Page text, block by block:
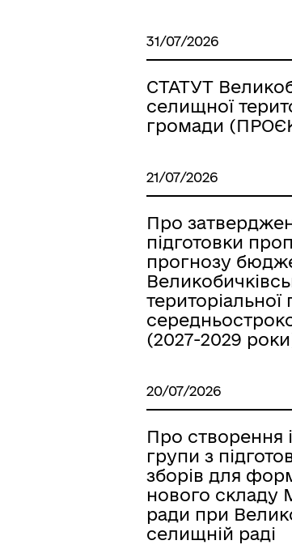
31/07/2026
СТАТУТ
селищної
громади
21/07/2026
Про
підготовки
прогнозу
(2027-2029
20/07/2026
Про створення
групи з
зборів для
нового складу
ради при
селищній раді